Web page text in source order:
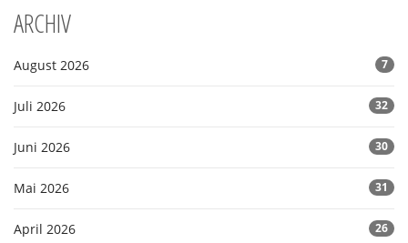
ARCHIV
August 2026 7
Juli 2026 32
Juni 2026 30
Mai 2026 31
April 2026 26